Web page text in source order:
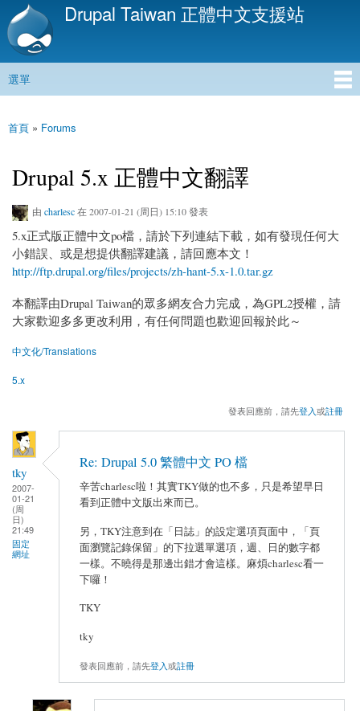
移
內
Drupal Taiwan 正體中文支援站
主選單
選單
您在這裡
首頁 » Forums
Drupal 5.x 正體中文翻譯
由 charlesc在 2007-01-21 (周日) 15:10 發表
5.x正式版正體中文po檔，請於下列連結下載，如有發現任何大
小錯誤、或是想提供翻譯建議，請回應本文！
http://ftp.drupal.org/files/projects/zh-hant-5.x-1.0.tar.gz
本翻譯由Drupal Taiwan的眾多網友合力完成，為GPL2授權，請
大家歡迎多多更改利用，有任何問題也歡迎回報於此～
中文化/Translations
5.x
發表回應前，請先登入或註冊
tky
2007-
01-21
(周
日)
21:49
固定
網址
Re: Drupal 5.0 繁體中文 PO 檔
辛苦charlesc啦！其實TKY做的也不多，只是希望早日
看到正體中文版出來而已。
另，TKY注意到在「日誌」的設定選項頁面中，「頁
面瀏覽記錄保留」的下拉選單選項，週、日的數字都
一樣。不曉得是那邊出錯才會這樣。麻煩charlesc看一
下囉！
TKY
tky
發表回應前，請先登入或註冊